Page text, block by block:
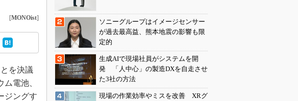
[MONOist]
を決議
電池、
ジングす
ソニーグループはイメージセンサー
が過去最高益、熊本地震の影響も限
定的
生成AIで現場社員がシステムを開
発 「人中心」の製造DXを自走させ
た3社の方法
現場の作業効率やミスを改善 XRグ